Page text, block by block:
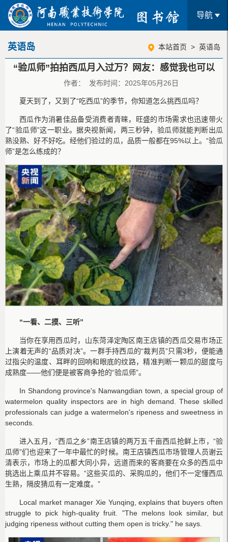
导航
英语岛 本站首页 > 英语岛
“验瓜师”拍拍西瓜月入过万？网友：感觉我也可以
作者： 发布时间：2025年05月26日
夏天到了，又到了“吃西瓜”的季节，你知道怎么挑西瓜吗？
西瓜作为消暑佳品备受消费者青睐，旺盛的市场需求也迅速带火
了“验瓜师”这一职业。据央视新闻，两三秒钟，验瓜师就能判断出瓜
熟没熟、好不好吃。经他们验过的瓜，品质一般都在95%以上。“验瓜
师”是怎么练成的？
“一看、二摸、三听”
当你在享用西瓜时，山东菏泽定陶区南王店镇的西瓜交易市场正
上演着无声的“品质对决”。一群手持西瓜的“裁判员”只需3秒，便能通
过指尖的温度、耳畔的回响和眼底的纹路，精准判断一颗瓜的甜度与
成熟度——他们便是被客商争抢的“验瓜师”。
In Shandong province's Nanwangdian town, a special group of
watermelon quality inspectors are in high demand. These skilled
professionals can judge a watermelon's ripeness and sweetness in
seconds.
进入五月，“西瓜之乡”南王店镇的两万五千亩西瓜抢鲜上市，“验
瓜师”们也迎来了一年中最忙的时候。南王店镇西瓜市场管理人员谢云
清表示，市场上的瓜都大同小异，远道而来的客商要在众多的西瓜中
挑选出上乘瓜并不容易。“这些买瓜的、采购瓜的，他们不一定懂西瓜
生熟，隔皮猜瓜有一定难度。”
Local market manager Xie Yunqing, explains that buyers often
struggle to pick high-quality fruit. "The melons look similar, but
judging ripeness without cutting them open is tricky." he says.